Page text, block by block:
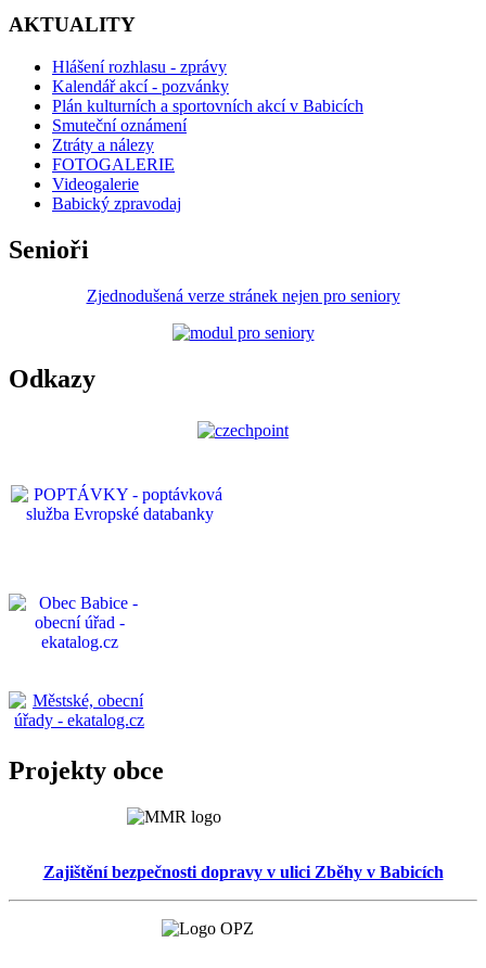
AKTUALITY
Hlášení rozhlasu - zprávy
Kalendář akcí - pozvánky
Plán kulturních a sportovních akcí v Babicích
Smuteční oznámení
Ztráty a nálezy
FOTOGALERIE
Videogalerie
Babický zpravodaj
Senioři
Zjednodušená verze stránek nejen pro seniory
Odkazy
Projekty obce
Zajištění bezpečnosti dopravy v ulici Zběhy v Babicích